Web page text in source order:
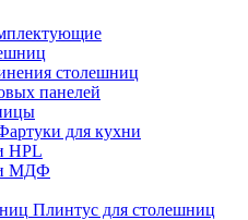
столешниц
панелей
для кухни
HPL
МДФ
Плинтус для столешниц